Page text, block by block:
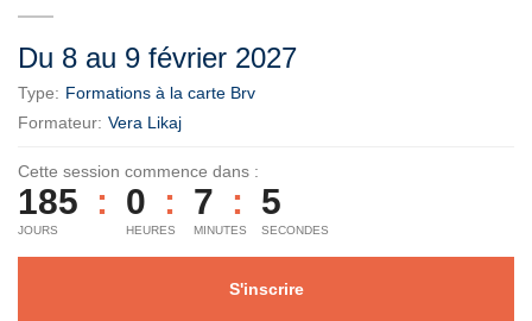
Du 8 au 9 février 2027
Type: Formations à la carte Brv
Formateur: Vera Likaj
Cette session commence dans :
185 :
JOURS
0 :
HEURES
7 :
MINUTES
5
SECONDES
S'inscrire